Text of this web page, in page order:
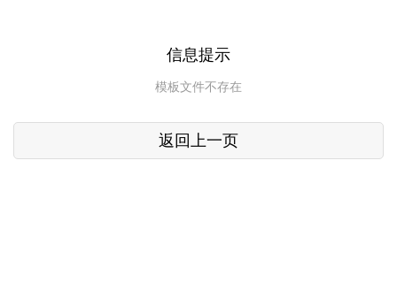
信息提示
模板文件不存在
返回上一页